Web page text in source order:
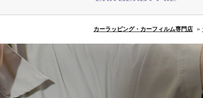
カーラッピング・カーフィルム専門店 »